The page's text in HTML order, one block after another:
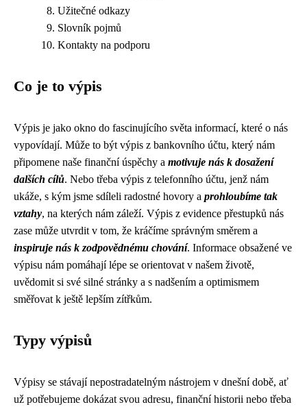
Užitečné odkazy
Slovník pojmů
Kontakty na podporu
Co je to výpis
Výpis je jako okno do fascinujícího světa informací, které o nás
vypovídají. Může to být výpis z bankovního účtu, který nám
připomene naše finanční úspěchy a motivuje nás k dosažení
dalších cílů. Nebo třeba výpis z telefonního účtu, jenž nám
ukáže, s kým jsme sdíleli radostné hovory a prohloubíme tak
vztahy, na kterých nám záleží. Výpis z evidence přestupků nás
zase může utvrdit v tom, že kráčíme správným směrem a
inspiruje nás k zodpovědnému chování. Informace obsažené ve
výpisu nám pomáhají lépe se orientovat v našem životě,
uvědomit si své silné stránky a s nadšením a optimismem
směřovat k ještě lepším zítřkům.
Typy výpisů
Výpisy se stávají nepostradatelným nástrojem v dnešní době, ať
už potřebujeme dokázat svou adresu, finanční historii nebo třeba